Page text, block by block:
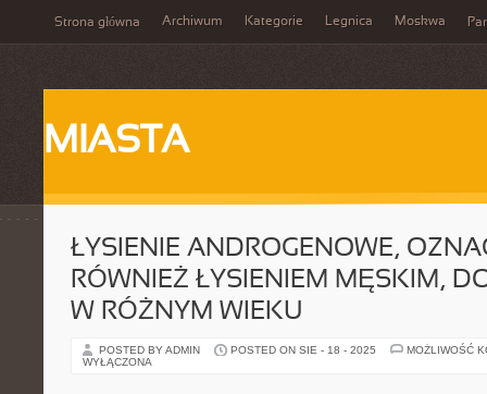
Strona główna Archiwum Kategorie Legnica Moskwa
MIASTA
ŁYSIENIE ANDROGENOWE,
RÓWNIEŻ ŁYSIENIEM MĘSKIM,
W RÓŻNYM WIEKU
POSTED BY ADMIN POSTED ON SIE - 18 - 2025
MOŻLIWOŚĆ
WYŁĄCZONA